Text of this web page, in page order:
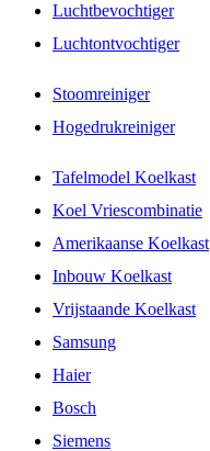
Luchtbevochtiger
Luchtontvochtiger
Stoomreiniger
Hogedrukreiniger
Tafelmodel Koelkast
Koel Vriescombinatie
Amerikaanse Koelkast
Inbouw Koelkast
Vrijstaande Koelkast
Samsung
Haier
Bosch
Siemens